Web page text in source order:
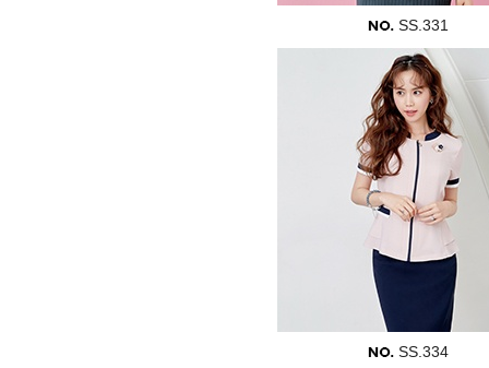
SS.331
SS.334